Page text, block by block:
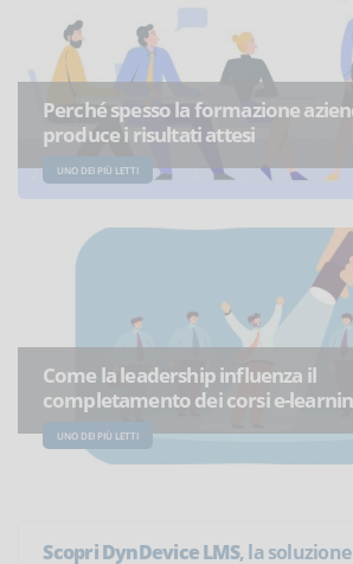
Perché spesso la formazione
produce i risultati attesi
UNO DEI PIÙ LETTI
Come la leadership influenza il
completamento dei corsi e-
UNO DEI PIÙ LETTI
Scopri DynDevice LMS, la